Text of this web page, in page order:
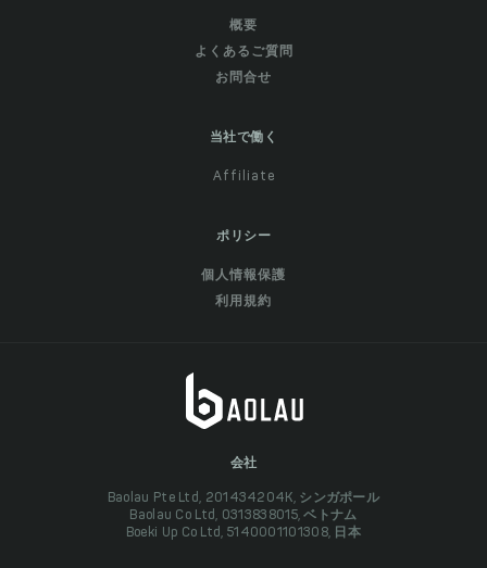
概要
よくあるご質問
お問合せ
当社で働く
Affiliate
ポリシー
個人情報保護
利用規約
会社
Baolau Pte Ltd, 201434204K, シンガポール
Baolau Co Ltd, 0313838015, ベトナム
Boeki Up Co Ltd, 5140001101308, 日本